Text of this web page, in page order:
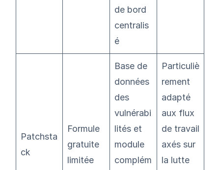
de bord
centralis
é
Patchsta
ck
Formule
gratuite
limitée
Base de
données
des
vulnérabi
lités et
module
complém
Particuliè
rement
adapté
aux flux
de travail
axés sur
la lutte